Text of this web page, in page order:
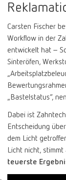
Carsten Fischer
Workflow in der
entwickelt hat –
Sinteröfen,
„Bastelstatus“,
Dabei ist
Entscheidung
dem Licht
Licht nicht,
teuerste